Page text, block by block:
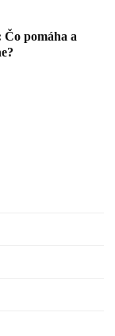
Čo pomáha a